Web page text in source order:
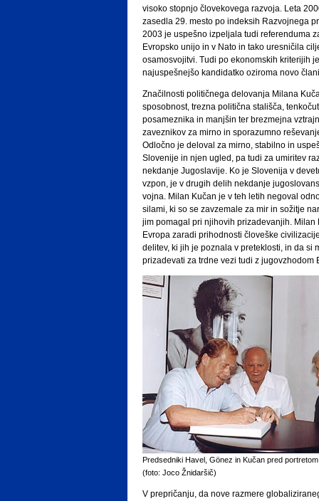
visoko stopnjo človekovega razvoja. Leta
zasedla 29. mesto po indeksih Razvojnega
2003 je uspešno izpeljala tudi referenduma
Evropsko unijo in v Nato in tako uresničila
osamosvojitvi. Tudi po ekonomskih kriterijih
najuspešnejšo kandidatko oziroma novo
Značilnosti političnega delovanja Milana
sposobnost, trezna politična stališča,
posameznika in manjšin ter brezmejna
zaveznikov za mirno in sporazumno
Odločno je deloval za mirno, stabilno in
Slovenije in njen ugled, pa tudi za umiritev
nekdanje Jugoslavije. Ko je Slovenija v
vzpon, je v drugih delih nekdanje
vojna. Milan Kučan je v teh letih negoval
silami, ki so se zavzemale za mir in sožitje
jim pomagal pri njihovih prizadevanjih. Milan
Evropa zaradi prihodnosti človeške
delitev, ki jih je poznala v preteklosti, in da si
prizadevati za trdne vezi tudi z jugovzhodom
Predsedniki Havel, Gönez in Kučan pred
(foto: Joco Žnidaršič)
V prepričanju, da nove razmere